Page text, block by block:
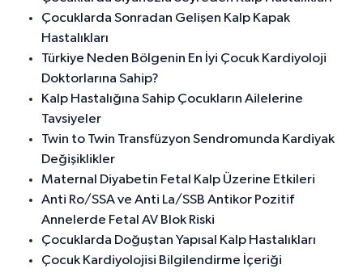
Çocuklarda Sonradan Gelişen Kalp Kapak
Hastalıkları
Türkiye Neden Bölgenin En İyi Çocuk Kardiyoloji
Doktorlarına Sahip?
Kalp Hastalığına Sahip Çocukların Ailelerine
Tavsiyeler
Twin to Twin Transfüzyon Sendromunda Kardiyak
Değişiklikler
Maternal Diyabetin Fetal Kalp Üzerine Etkileri
Anti Ro/SSA ve Anti La/SSB Antikor Pozitif
Annelerde Fetal AV Blok Riski
Çocuklarda Doğuştan Yapısal Kalp Hastalıkları
Çocuk Kardiyolojisi Bilgilendirme İçeriği